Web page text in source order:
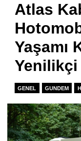
Atlas
Yaşamı
Yenilikçi
GENEL GUNDEM